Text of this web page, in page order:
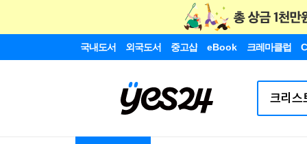
국내도서 외국도서 중고샵 eBook 크레마클럽